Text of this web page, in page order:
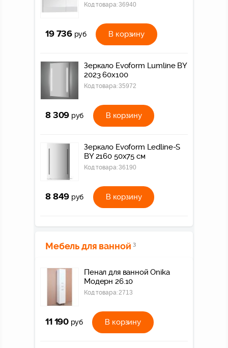
Код товара:36940
19 736 руб В корзину
Зеркало Evoform Lumline BY
2023 60x100
Код товара:35972
8 309 руб В корзину
Зеркало Evoform Ledline-S
BY 2160 50x75 см
Код товара:36190
8 849 руб В корзину
Мебель для ванной 3
Пенал для ванной Onika
Модерн 26.10
Код товара: 2713
11 190 руб В корзину